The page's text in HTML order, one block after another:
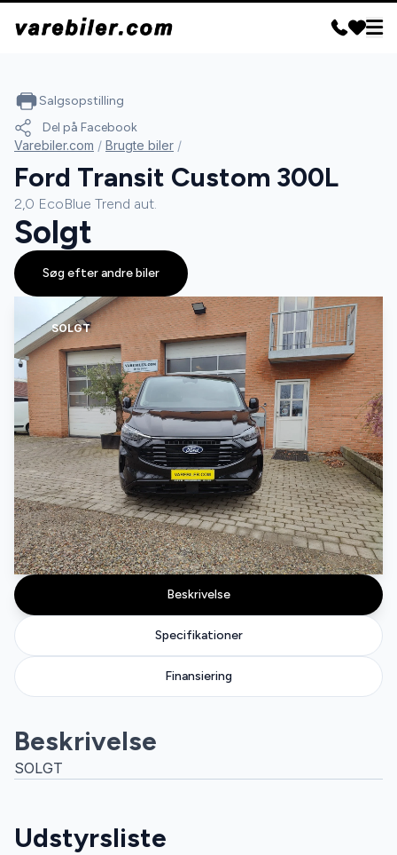
SOLGT
Specifikationer
Beskrivelse
Finansiering
Beskrivelse
SOLGT
Udstyrsliste
Salgsopstilling
Del på Facebook
Varebiler.com / Brugte biler /
Ford Transit Custom 300L
2,0 EcoBlue Trend aut.
Solgt
Søg efter andre biler